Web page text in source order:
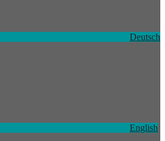
Deutsch
English